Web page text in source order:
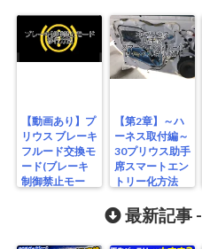
【動画あり】プ
リウス ブレーキ
フルード交換モ
ード(ブレーキ
制御禁止モー
【第2章】～ハ
ーネス取付編～
30プリウス助手
席スマートエン
トリー化方法
最新記事 -